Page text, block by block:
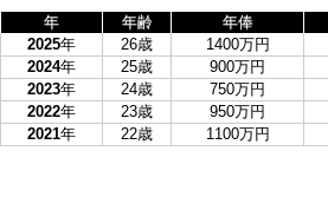
年 年齢 年俸
2025年 26歳 1400万円
2024年 25歳 900万円
2023年 24歳 750万円
2022年 23歳 950万円
2021年 22歳 1100万円